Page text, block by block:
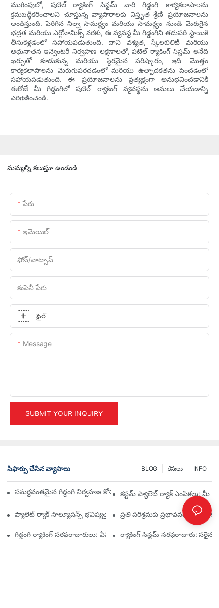
ముగింపులో, షటిల్ ర్యాకింగ్ సిస్టమ్ వారి గిడ్డంగి కార్యకలాపాలను
క్రమబద్ధీకరించాలని చూస్తున్న వ్యాపారాలకు విస్తృత శ్రేణి ప్రయోజనాలను
అందిస్తుంది. పెరిగిన నిల్వ సామర్థ్యం మరియు సామర్థ్యం నుండి మెరుగైన
భద్రత మరియు ఎర్గోనామిక్స్ వరకు, ఈ వ్యవస్థ మీ గిడ్డంగిని తదుపరి స్థాయికి
తీసుకెళ్లడంలో సహాయపడుతుంది. దాని వశ్యత, స్కేలబిలిటీ మరియు
అధునాతన ఇన్వెంటరీ నిర్వహణ లక్షణాలతో, షటిల్ ర్యాకింగ్ సిస్టమ్ అనేది
ఖర్చుతో కూడుకున్న మరియు స్థిరమైన పరిష్కారం, ఇది మొత్తం
కార్యకలాపాలను మెరుగుపరచడంలో మరియు ఉత్పాదకతను పెంచడంలో
సహాయపడుతుంది. ఈ ప్రయోజనాలను ప్రత్యక్షంగా అనుభవించడానికి
ఈరోజే మీ గిడ్డంగిలో షటిల్ ర్యాకింగ్ వ్యవస్థను అమలు చేయడాన్ని
పరిగణించండి.
మమ్మల్ని కలుస్తూ ఉండండి
పేరు
ఇమెయిల్
ఫోన్/వాట్సాప్
కంపెనీ పేరు
ఫైల్
Message
SUBMIT YOUR INQUIRY
సిఫార్సు చేసిన వ్యాసాలు INFO
కేసులు
BLOG
సమర్థవంతమైన గిడ్డంగి నిర్వహణ కోసం అగ్ర పారిశ్రామిక ర్యాకింగ్ పరిష్కారాలు
కస్టమ్ ప్యాలెట్ ర్యాక్ ఎంపికలు: మీ
ప్యాలెట్ ర్యాక్ సొల్యూషన్స్ భవిష్యత్తు: ట్రెండ్స్ మరియు ఇన్నోవేషన్లు
ప్రతి పరిశ్రమకు ప్రభావవంతమైన
గిడ్డంగి ర్యాకింగ్ సరఫరాదారులు: ఏమి చూడాలిర్యాకింగ్ సిస్టమ్ సరఫరాదారు: